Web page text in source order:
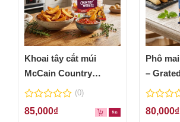
Khoai tây cắt múi
McCain Country
Wedges 600g
0
out
(0)
85,000₫
Phô
–
0
out
80,000₫